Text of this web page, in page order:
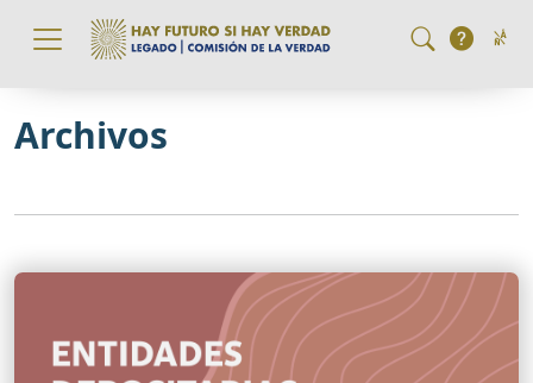
Pasar al contenido principal
Archivos